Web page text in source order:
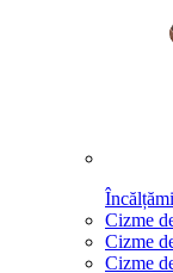
Cizme
Cizme
Cizme